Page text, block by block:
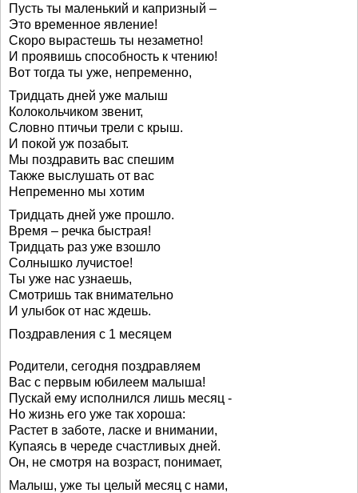
Пусть ты маленький и капризный –
Это временное явление!
Скоро вырастешь ты незаметно!
И проявишь способность к чтению!
Вот тогда ты уже, непременно,
Тридцать дней уже малыш
Колокольчиком звенит,
Словно птичьи трели с крыш.
И покой уж позабыт.
Мы поздравить вас спешим
Также выслушать от вас
Непременно мы хотим
Тридцать дней уже прошло.
Время – речка быстрая!
Тридцать раз уже взошло
Солнышко лучистое!
Ты уже нас узнаешь,
Смотришь так внимательно
И улыбок от нас ждешь.
Поздравления с 1 месяцем
Родители, сегодня поздравляем
Вас с первым юбилеем малыша!
Пускай ему исполнился лишь месяц -
Но жизнь его уже так хороша:
Растет в заботе, ласке и внимании,
Купаясь в череде счастливых дней.
Он, не смотря на возраст, понимает,
Малыш, уже ты целый месяц с нами,